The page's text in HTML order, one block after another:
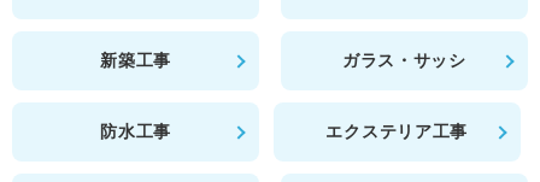
新築工事 ガラス・サッシ
防水工事 エクステリア工事